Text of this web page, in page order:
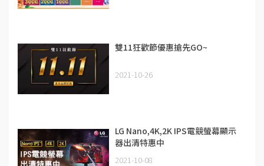
雙11狂歡節優惠搶先GO~
2021-10-26
LG Nano,4K,2K IPS電競螢幕顯示
器出清特惠中
2021-10-08